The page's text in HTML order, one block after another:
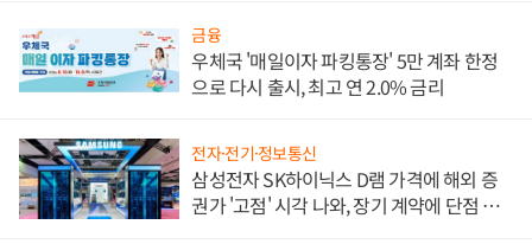
금융
우체국 '매일이자 파킹통장' 5만 계좌 한정
으로 다시 출시, 최고 연 2.0% 금리
전자·전기·정보통신
삼성전자 SK하이닉스 D램 가격에 해외 증
권가 '고점' 시각 나와, 장기 계약에 단점 부